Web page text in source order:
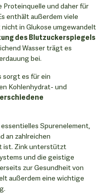
Proteinquelle und daher für
enthält außerdem viele
in Glukose umgewandelt
des Blutzuckerspiegels
Wasser trägt es
bei.
sorgt es für ein
Kohlenhydrat- und
essentielles Spurenelement,
an zahlreichen
ist. Zink unterstützt
und die geistige
zur Gesundheit von
außerdem eine wichtige